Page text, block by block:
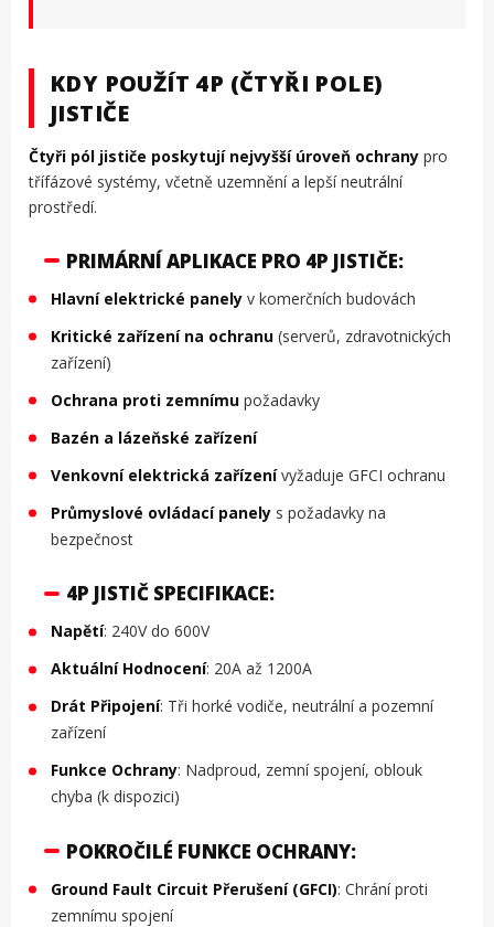
KDY POUŽÍT 4P (ČTYŘI POLE)
JISTIČE
Čtyři pól jističe poskytují nejvyšší úroveň ochrany pro
třífázové systémy, včetně uzemnění a lepší neutrální
prostředí.
PRIMÁRNÍ APLIKACE PRO 4P JISTIČE:
Hlavní elektrické panely v komerčních budovách
Kritické zařízení na ochranu (serverů, zdravotnických
zařízení)
Ochrana proti zemnímu požadavky
Bazén a lázeňské zařízení
Venkovní elektrická zařízenívyžaduje GFCI ochranu
Průmyslové ovládací panely s požadavky na
bezpečnost
4P JISTIČ SPECIFIKACE:
Napětí: 240V do 600V
Aktuální Hodnocení: 20A až 1200A
Drát Připojení: Tři horké vodiče, neutrální a pozemní
zařízení
Funkce Ochrany: Nadproud, zemní spojení, oblouk
chyba (k dispozici)
POKROČILÉ FUNKCE OCHRANY:
Ground Fault Circuit Přerušení (GFCI): Chrání proti
zemnímu spojení